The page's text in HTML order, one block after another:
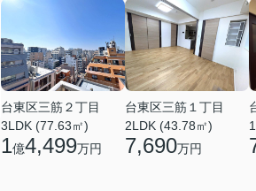
台東区三筋２丁目
3LDK (77.63㎡)
1億4,499万円
台東区三筋１丁目
2LDK (43.78㎡)
7,690万円